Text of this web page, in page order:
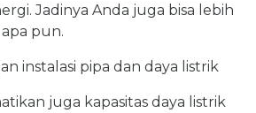
Jadinya Anda juga bisa lebih
pun.
instalasi pipa dan daya listrik
juga kapasitas daya listrik